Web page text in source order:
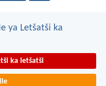
ya Letšatši ka
ka letšatši